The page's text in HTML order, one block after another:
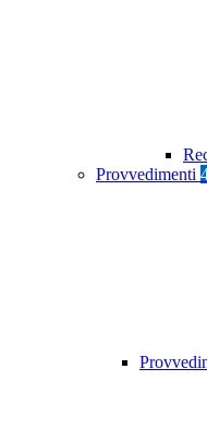
Provvedimenti